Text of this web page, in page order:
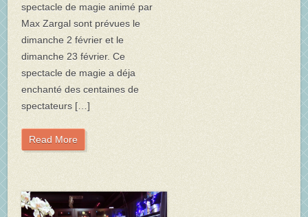
spectacle de magie animé par
Max Zargal sont prévues le
dimanche 2 février et le
dimanche 23 février. Ce
spectacle de magie a déja
enchanté des centaines de
spectateurs […]
Read More